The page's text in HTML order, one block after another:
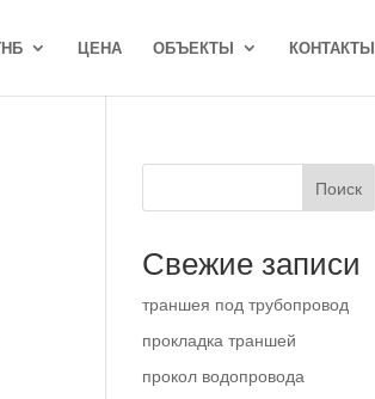
ЦЕНА ОБЪЕКТЫ КОНТАКТЫ
Поиск
Свежие записи
траншея под трубопровод
прокладка траншей
прокол водопровода